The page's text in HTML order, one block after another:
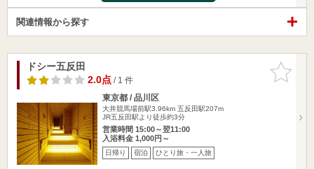
関連情報から探す
お気に入
りに追加
ドシー五反田
2.0点/ 1 件
東京都 / 品川区
大井競馬場前駅3.96km 五反田駅207m
JR五反田駅より徒歩約3分
営業時間 15:00～翌11:00
入浴料金 1,000円～
日帰り 宿泊 ひとり旅・一人旅